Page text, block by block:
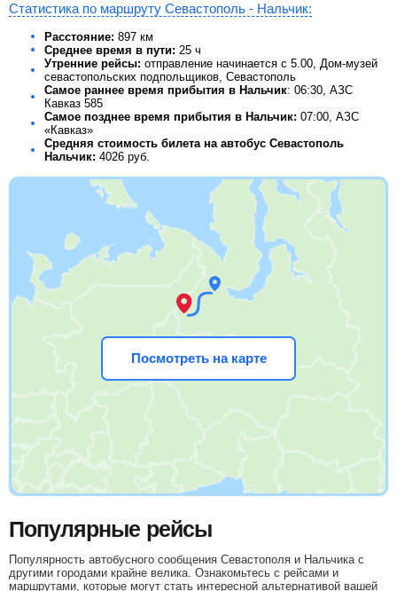
Статистика по маршруту Севастополь - Нальчик:
Расстояние: 897 км
Среднее время в пути: 25 ч
Утренние рейсы: отправление начинается с 5.00, Дом-музей
севастопольских подпольщиков, Севастополь
Самое раннее время прибытия в Нальчик: 06:30, АЗС
Кавказ 585
Самое позднее время прибытия в Нальчик: 07:00, АЗС
«Кавказ»
Средняя стоимость билета на автобус Севастополь
Нальчик: 4026 руб.
Посмотреть на карте
Популярные рейсы
Популярность автобусного сообщения Севастополя и Нальчика с
другими городами крайне велика. Ознакомьтесь с рейсами и
маршрутами, которые могут стать интересной альтернативой вашей